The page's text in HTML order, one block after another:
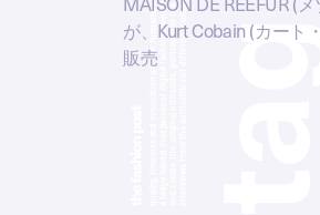
が、Kurt Cobain (カート
販売